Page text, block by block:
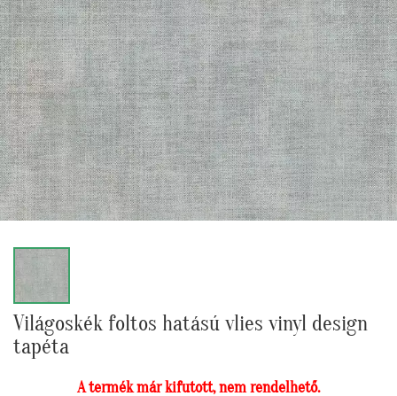
Világoskék foltos hatású vlies vinyl design
tapéta
A termék már kifutott, nem rendelhető.